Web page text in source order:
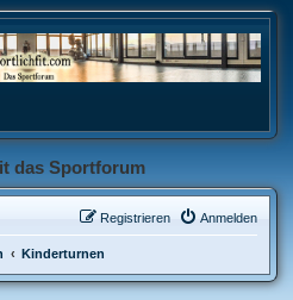
das Sportforum
Anmelden
Registrieren
Kinderturnen